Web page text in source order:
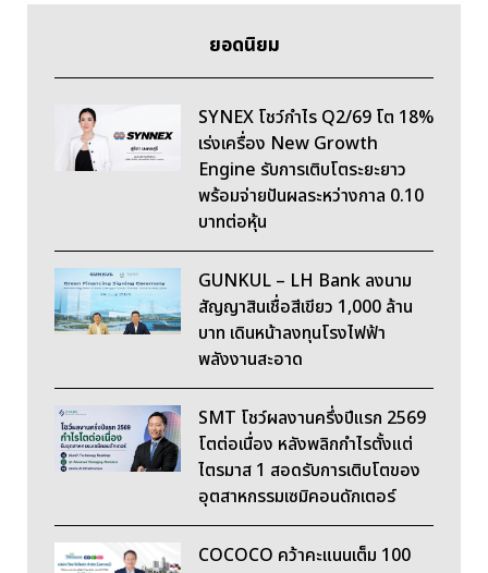
ยอดนิยม
SYNEX โชว์กำไร Q2/69 โต 18%
เร่งเครื่อง New Growth
Engine รับการเติบโตระยะยาว
พร้อมจ่ายปันผลระหว่างกาล 0.10
บาทต่อหุ้น
GUNKUL – LH Bank ลงนาม
สัญญาสินเชื่อสีเขียว 1,000 ล้าน
บาท เดินหน้าลงทุนโรงไฟฟ้า
พลังงานสะอาด
SMT โชว์ผลงานครึ่งปีแรก 2569
โตต่อเนื่อง หลังพลิกกำไรตั้งแต่
ไตรมาส 1 สอดรับการเติบโตของ
อุตสาหกรรมเซมิคอนดักเตอร์
COCOCO คว้าคะแนนเต็ม 100